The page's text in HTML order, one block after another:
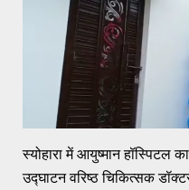
स्योहारा में आयुष्मान हॉस्पिटल
उद्घाटन वरिष्ठ चिकित्सक